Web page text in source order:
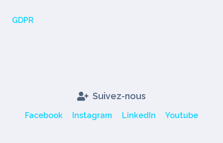
GDPR
Suivez-nous
Facebook Instagram LinkedIn Youtube